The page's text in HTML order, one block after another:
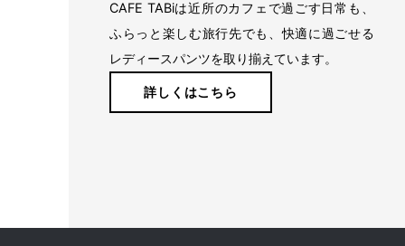
CAFE TABiは近所のカフェで過ごす日常も、
ふらっと楽しむ旅行先でも、快適に過ごせる
レディースパンツを取り揃えています。
詳しくはこちら